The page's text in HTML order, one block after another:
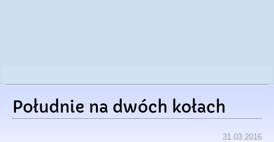
Południe na dwóch kołach
31.03.2016